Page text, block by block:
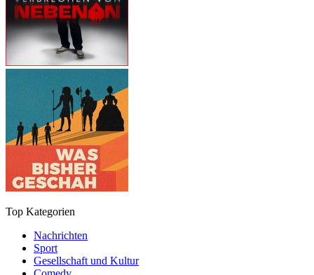
Top Kategorien
Nachrichten
Sport
Gesellschaft und Kultur